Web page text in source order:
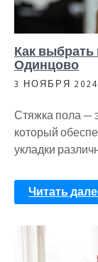
Как выбрать
Одинцово
3 НОЯБРЯ 2024
Стяжка пола —
который
укладки
Читать